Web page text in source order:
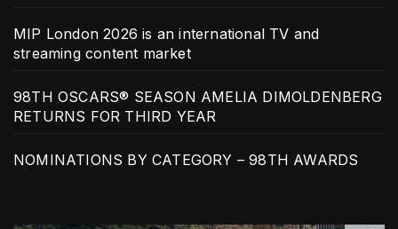
MIP London 2026 is an international TV and
streaming content market
98TH OSCARS® SEASON AMELIA DIMOLDENBERG
RETURNS FOR THIRD YEAR
NOMINATIONS BY CATEGORY – 98TH AWARDS